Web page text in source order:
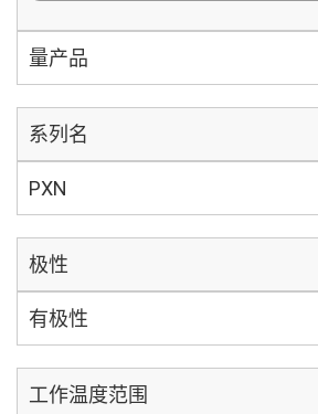
量产品
系列名
PXN
极性
有极性
工作温度范围